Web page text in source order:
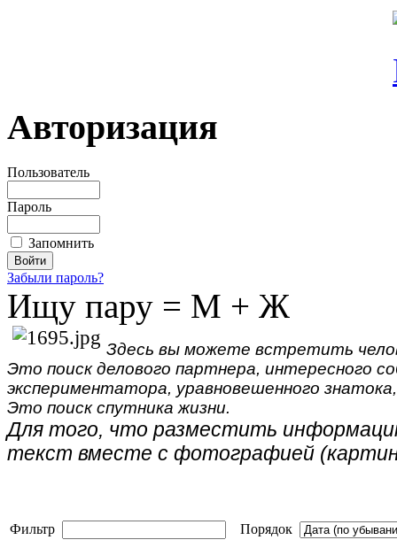
Авторизация
Пользователь
Пароль
Запомнить
Забыли пароль?
Ищу пару = М + Ж
Здесь вы можете встретить
Это поиск делового партнера, интересного
экспериментатора, уравновешенного
Это поиск спутника жизни.
Для того, что разместить
текст вместе с фотографией
Фильтр
Порядок